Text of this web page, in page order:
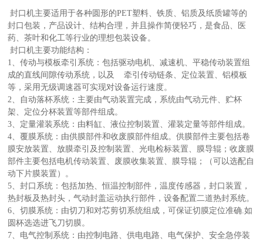
封口机主要适用于各种圆形的PET塑料、铁质、铝质及纸质罐等的
封口包装，产品设计、结构合理，并且操作简便轻巧，是食品、医
药、茶叶和化工等行业的理想包装设备。
封口机主要功能结构：
1、传动与模板牵引系统：包括驱动电机、减速机、平稳传动装置组
成的直线间隙传动系统，以及 牵引传动链条、定位装置、铝模板
等，采用无级调速器可实现对设备运行速度。
2、自动落杯系统：主要由气动装置完成，系统由气动元件、贮杯
架、定位分杯装置等部件组成。
3、定量灌装系统：由料缸、液位控制装置、灌装定量等部件组成。
4、覆膜系统：由供膜部件和收废膜部件组成。供膜部件主要包括卷
膜安放装置、放膜牵引及控制装置、光电检标装置、膜导辊；收废膜
部件主要包括电机传动装置、废膜收集装置、膜导辊；（可以选配自
动下片膜装置）。
5、封口系统：包括加热、恒温控制部件，温度传感器，封口装置，
热封板及热封头，气动封盖运动执行部件，设备配置二道热封系统。
6、切膜系统：由切刀和对芯剪切系统组成，可保证切膜定位准确.如
圆杯选选进飞刀切膜。
7、电气控制系统：由控制电路、供电电路、电气保护、安全急停装